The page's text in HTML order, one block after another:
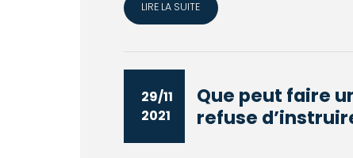
LIRE LA SUITE
29/11
2021
Que peut faire
refuse